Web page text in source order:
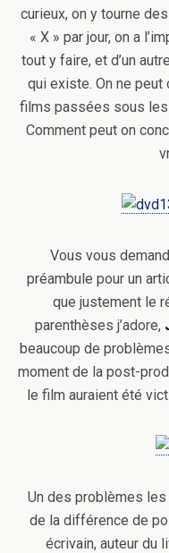
curieux, on y tourne
« X » par jour, on a
tout y faire, et d’un
qui existe. On ne
films passées sous
Comment peut on
Vous vous
préambule pour un
que justement le
parenthèses j’adore,
beaucoup de
moment de la post-
le film auraient été
Un des problèmes
de la différence de
écrivain, auteur du